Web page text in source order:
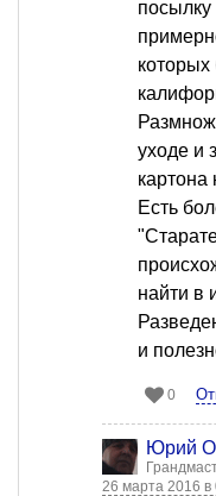
уходе и
Есть
найти в
и
0
Юрий
26 марта 2016 в